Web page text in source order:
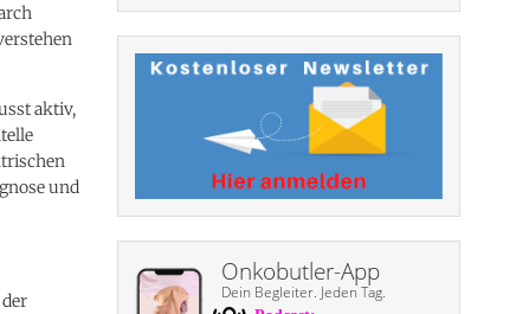
aktiv,
und
Onkobutler-App
Dein Begleiter. Jeden Tag.